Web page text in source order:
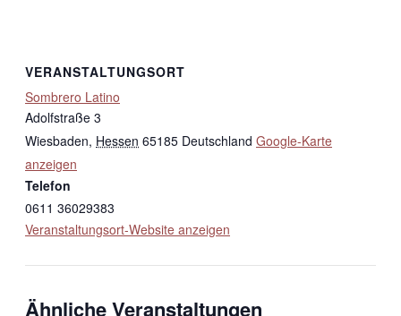
VERANSTALTUNGSORT
Sombrero Latino
Adolfstraße 3
Wiesbaden, Hessen 65185 Deutschland Google-Karte
anzeigen
Telefon
0611 36029383
Veranstaltungsort-Website anzeigen
Ähnliche Veranstaltungen